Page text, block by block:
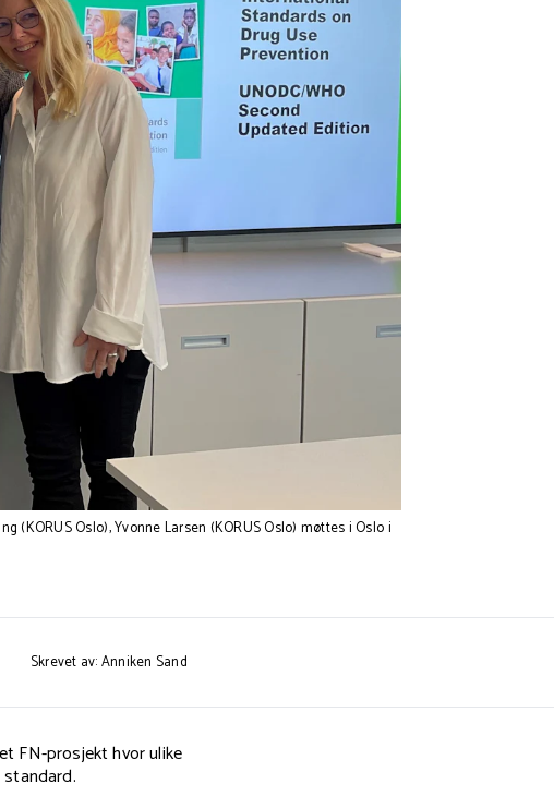
(KORUS Oslo), Yvonne Larsen (KORUS Oslo) møttes i Oslo i
Skrevet av: Anniken Sand
FN-prosjekt hvor ulike